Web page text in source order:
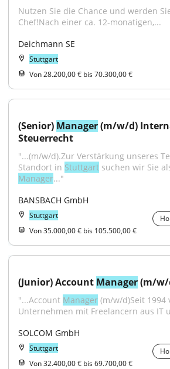
Nutzen Sie die Chance und werden
Chef!Nach einer ca. 12-monatigen,...
Deichmann SE
Stuttgart
Von 28.200,00 € bis 70.300,00 €
(Senior) Manager (m/w/d)
Steuerrecht
"...(m/w/d).Zur Verstärkung unseres
Standort in Stuttgart
Manager..."
BANSBACH GmbH
Stuttgart
Von 35.000,00 € bis 105.500,00 €
(Junior) Account Manager (m/w/
"...Account Manager (m/w/d)Seit
Unternehmen mit Freelancern aus IT
SOLCOM GmbH
Stuttgart
Von 32.400,00 € bis 69.700,00 €